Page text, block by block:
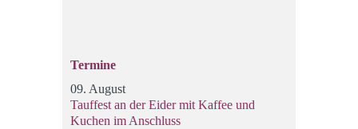
Termine
09. August
Tauffest an der Eider mit Kaffee und
Kuchen im Anschluss